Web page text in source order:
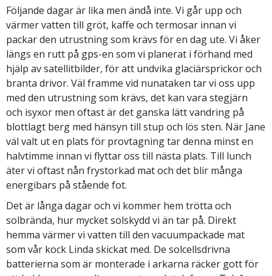
Följande dagar är lika men ändå inte. Vi går upp och
värmer vatten till gröt, kaffe och termosar innan vi
packar den utrustning som krävs för en dag ute. Vi åker
längs en rutt på gps-en som vi planerat i förhand med
hjälp av satellitbilder, för att undvika glaciärsprickor och
branta drivor. Väl framme vid nunataken tar vi oss upp
med den utrustning som krävs, det kan vara stegjärn
och isyxor men oftast är det ganska lätt vandring på
blottlagt berg med hänsyn till stup och lös sten. När Jane
väl valt ut en plats för provtagning tar denna minst en
halvtimme innan vi flyttar oss till nästa plats. Till lunch
äter vi oftast nån frystorkad mat och det blir många
energibars på stående fot.
Det är långa dagar och vi kommer hem trötta och
solbrända, hur mycket solskydd vi än tar på. Direkt
hemma värmer vi vatten till den vacuumpackade mat
som vår kock Linda skickat med. De solcellsdrivna
batterierna som är monterade i arkarna räcker gott för